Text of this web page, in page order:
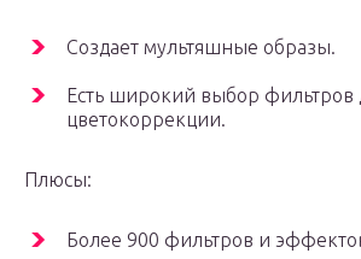
Создает мультяшные образы.
Есть широкий выбор фильтров
цветокоррекции.
Плюсы:
Более 900 фильтров и